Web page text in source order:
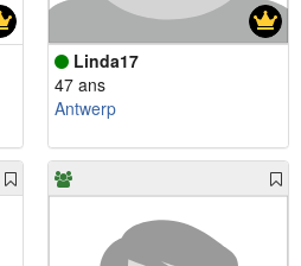
Linda17
47 ans
Antwerp